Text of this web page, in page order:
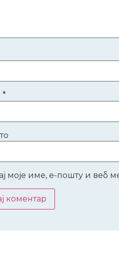
*
моје име, е-пошту и веб